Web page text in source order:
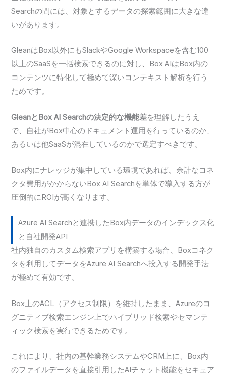
Searchの間には、対象とするデータの探索範囲に大きな違
いがあります。
GleanはBox以外にもSlackやGoogle Workspaceを含む100
以上のSaaSを一括検索できるのに対し、Box AIはBox内の
コンテンツに特化して極めて深いコンテキスト解析を行う
ためです。
GleanとBox AI Searchの決定的な機能差を理解したうえ
で、自社がBox中心のドキュメント運用を行っているのか、
あるいは他SaaSが混在しているのかで選定すべきです。
Box内にナレッジが集中している環境であれば、余計なコネ
クタ費用がかからないBox AI Searchを単体で導入する方が
圧倒的にROIが高くなります。
Azure AI Searchと連携したBox内データのインデックス化
と自社開発API
社内独自のカスタム検索アプリを構築する場合、Boxコネク
タを利用してデータをAzure AI Searchへ投入する開発手法
が極めて有効です。
Box上のACL（アクセス制限）を維持したまま、Azureのコ
グニティブ検索エンジン上でハイブリッド検索やセマンテ
ィック検索を実行できるためです。
これにより、社内の基幹業務システムやCRM上に、Box内
のファイルデータを直接引用したAIチャット機能をセキュア